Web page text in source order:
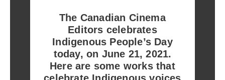
The Canadian Cinema
Editors celebrates
Indigenous People’s Day
today, on June 21, 2021.
Here are some works that